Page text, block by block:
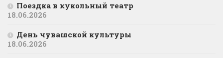
Поездка в кукольный театр
18.06.2026
День чувашской культуры
18.06.2026